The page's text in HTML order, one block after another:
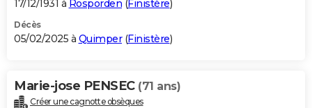
17/12/1931 à Rosporden (Finistère)
Décès
05/02/2025 à Quimper(Finistère)
Marie-jose PENSEC (71 ans)
Créer une cagnotte obsèques